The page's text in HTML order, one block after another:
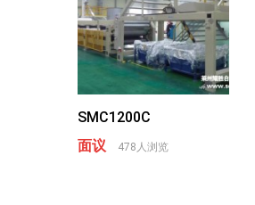
SMC1200C
面议
478人浏览